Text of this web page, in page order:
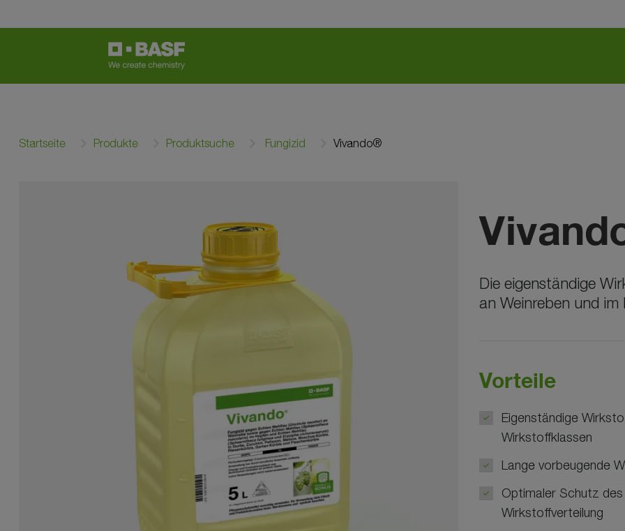
Startseite Produkte Produktsuche Fungizid Vivando®
Die eigenständige
an Weinreben und
Vorteile
Eigenständige
Wirkstoffklassen
Lange vorbeugende
Optimaler Schutz
Wirkstoffverteilung